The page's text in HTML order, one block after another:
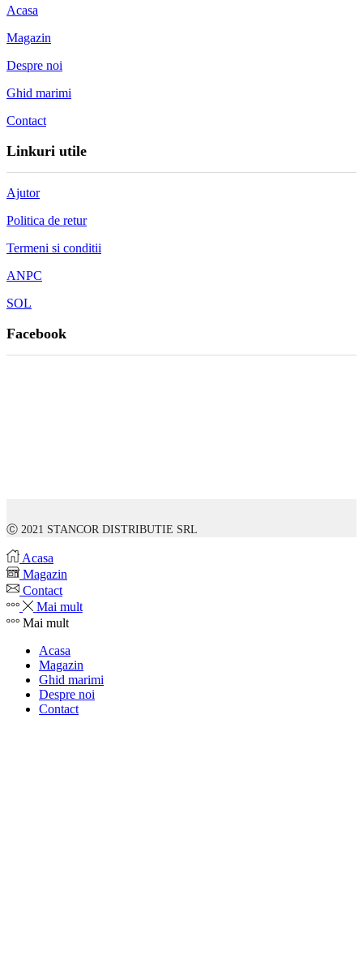
Acasa
Magazin
Despre noi
Ghid marimi
Contact
Linkuri utile
Ajutor
Politica de retur
Termeni si conditii
ANPC
SOL
Facebook
Ⓒ 2021 STANCOR DISTRIBUTIE SRL
Acasa
Magazin
Contact
Mai mult
Mai mult
Acasa
Magazin
Ghid marimi
Despre noi
Contact